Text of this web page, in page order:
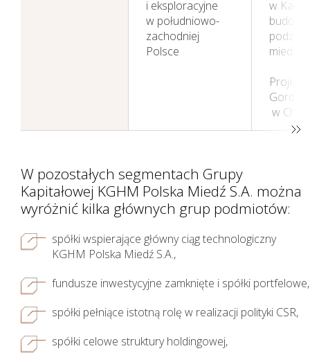
Nasza działalność i jej
wyniki w 2018 roku
i eksploracyjne
w południowo-
zachodniej
Polsce
w
miedzi i
Projekt
Gorda
w Chile
W pozostałych segmentach Grupy
Kapitałowej KGHM Polska Miedź S.A. można
wyróżnić kilka głównych grup podmiotów:
spółki wspierające główny ciąg technologiczny
KGHM Polska Miedź S.A.,
fundusze inwestycyjne zamknięte i spółki portfelowe,
spółki pełniące istotną rolę w realizacji polityki CSR,
spółki celowe struktury holdingowej,